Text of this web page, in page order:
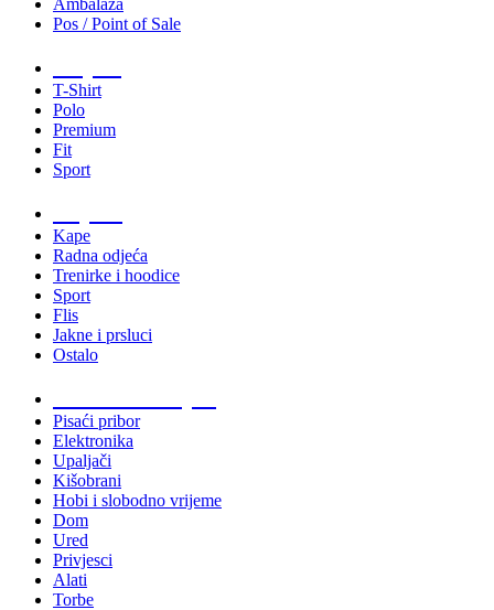
Pos / Point of Sale
T-Shirt
Polo
Premium
Fit
Sport
Kape
Radna odjeća
Trenirke i hoodice
Sport
Flis
Jakne i prsluci
Ostalo
Pisaći pribor
Elektronika
Upaljači
Kišobrani
Hobi i slobodno vrijeme
Dom
Ured
Privjesci
Alati
Torbe